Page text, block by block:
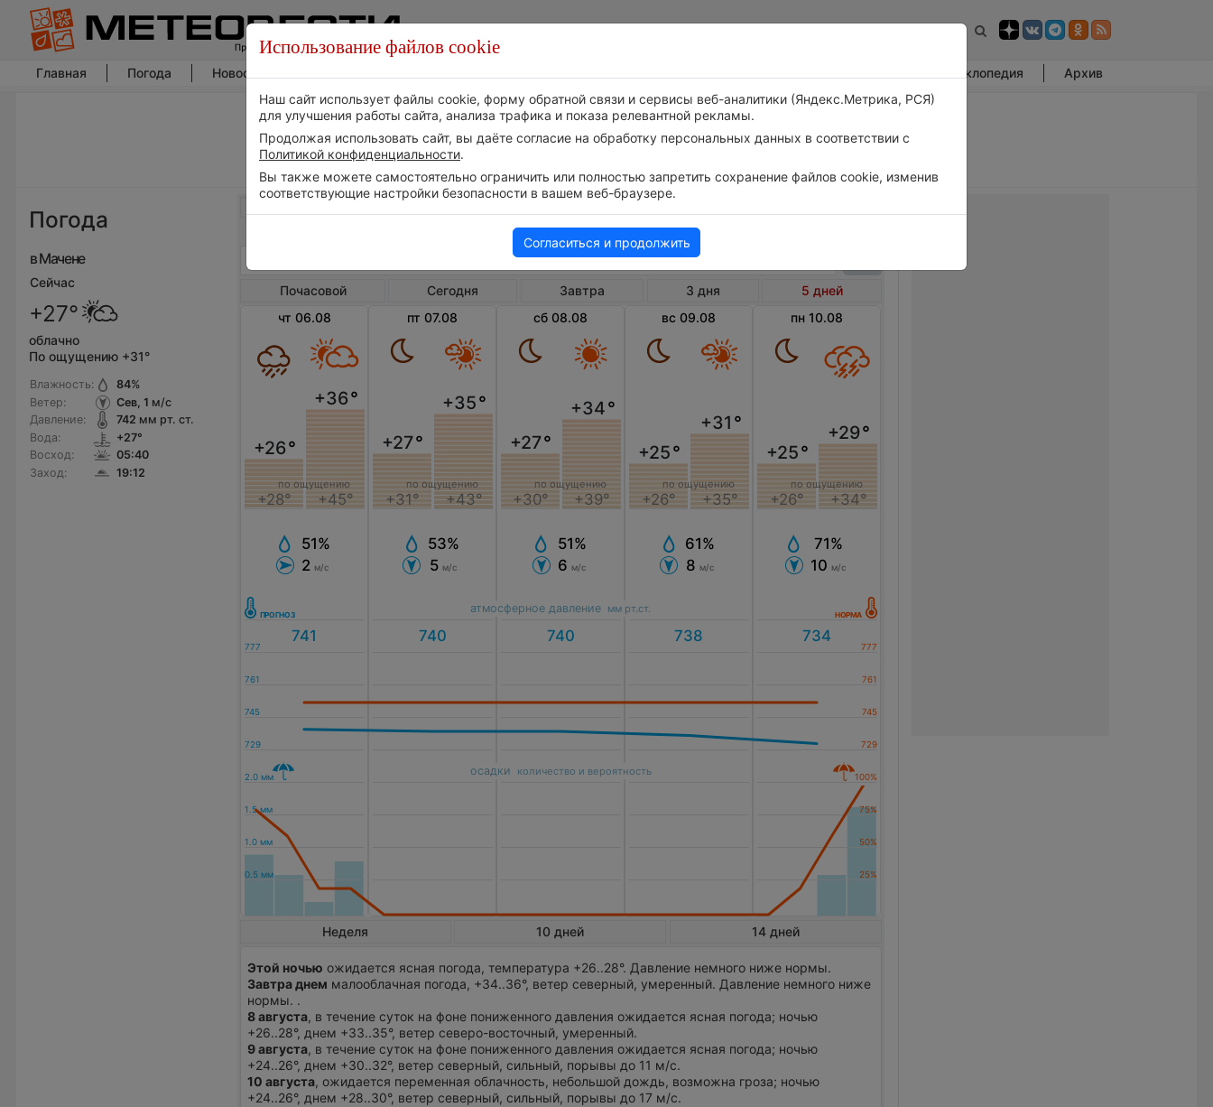
Главная Погода Новости погоды Энциклопедия Архив
Погода
в Мачене
Сейчас
+27°
облачно
По ощущению +31°
Влажность:
Ветер:
Давление:
Вода:
Восход:
Заход:
84%
Сев, 1 м/с
742 мм рт. ст.
+27°
05:40
19:12
Погода в Мачене на 5 дней
Почасовой Сегодня Завтра 3 дня
5 дней
чт 06.08
+26°
+28°
+36°
+45°
по ощущению
51%
2 м/с
пт 07.08
+27°
+31°
+35°
+43°
по ощущению
53%
5 м/с
сб 08.08
+27°
+30°
+34°
+39°
по ощущению
51%
6 м/с
вс 09.08
+25°
+26°
+31 °
+35°
по ощущению
61%
8 м/с
пн 10.08
+25°
+26°
+29°
+34°
по ощущению
71%
10 м/с
атмосферное давление мм рт.ст.
осадки количество и вероятность
Неделя 10 дней 14 дней
Этой ночью ожидается ясная погода, температура +26..28°. Давление немного ниже нормы.
Завтра днем малооблачная погода, +34..36°, ветер северный, умеренный. Давление немного ниже
нормы. .
8 августа, в течение суток на фоне пониженного давления ожидается ясная погода; ночью
+26..28°, днем +33..35°, ветер северо-восточный, умеренный.
9 августа, в течение суток на фоне пониженного давления ожидается ясная погода; ночью
+24..26°, днем +30..32°, ветер северный, сильный, порывы до 11 м/с.
10 августа, ожидается переменная облачность, небольшой дождь, возможна гроза; ночью
+24..26°, днем +28..30°, ветер северный, сильный, порывы до 17 м/с.
Использование файлов cookie
Наш сайт использует файлы cookie, форму обратной связи и сервисы веб-аналитики (Яндекс.Метрика, РСЯ)
для улучшения работы сайта, анализа трафика и показа релевантной рекламы.
Продолжая использовать сайт, вы даёте согласие на обработку персональных данных в соответствии с
Политикой конфиденциальности.
Вы также можете самостоятельно ограничить или полностью запретить сохранение файлов cookie, изменив
соответствующие настройки безопасности в вашем веб-браузере.
Согласиться и продолжить